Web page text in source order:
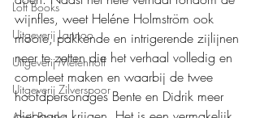
Loft Books
Uitgeverij Lannoo
Uitgeverij Melenhoff
Uitgeverij Zilverspoor
wijnfles, weet Heléne Holmström ook
mooie, pakkende en intrigerende zijlijnen
neer te zetten die het verhaal volledig en
compleet maken en waarbij de twee
hoofdpersonages Bente en Didrik meer